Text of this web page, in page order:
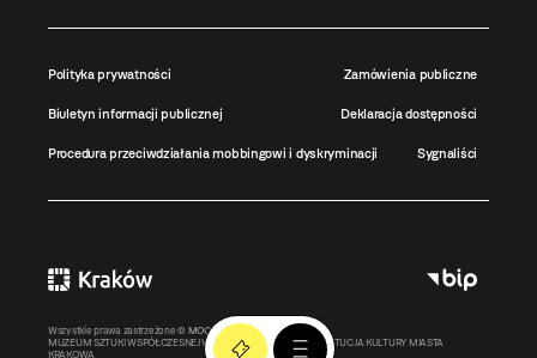
Polityka prywatności Zamówienia publiczne
Biuletyn informacji publicznej Deklaracja dostępności
Procedura przeciwdziałania mobbingowi i dyskryminacji Sygnaliści
Wszystkie prawa zastrzeżone © MOCAK2011-2026
MUZEUM SZTUKI WSPÓŁCZESNEJ W KRAKOWIE MOCAK – INSTYTUCJA KULTURY MIASTA
KRAKOWA